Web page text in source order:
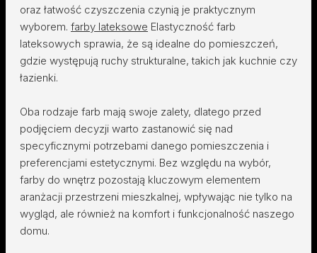
oraz łatwość czyszczenia czynią je praktycznym
wyborem. farby lateksowe Elastyczność farb
lateksowych sprawia, że są idealne do pomieszczeń,
gdzie występują ruchy strukturalne, takich jak kuchnie czy
łazienki.
Oba rodzaje farb mają swoje zalety, dlatego przed
podjęciem decyzji warto zastanowić się nad
specyficznymi potrzebami danego pomieszczenia i
preferencjami estetycznymi. Bez względu na wybór,
farby do wnętrz pozostają kluczowym elementem
aranżacji przestrzeni mieszkalnej, wpływając nie tylko na
wygląd, ale również na komfort i funkcjonalność naszego
domu.